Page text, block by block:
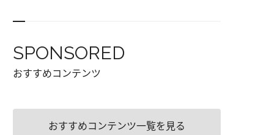
SPONSORED
おすすめコンテンツ
おすすめコンテンツ一覧を見る